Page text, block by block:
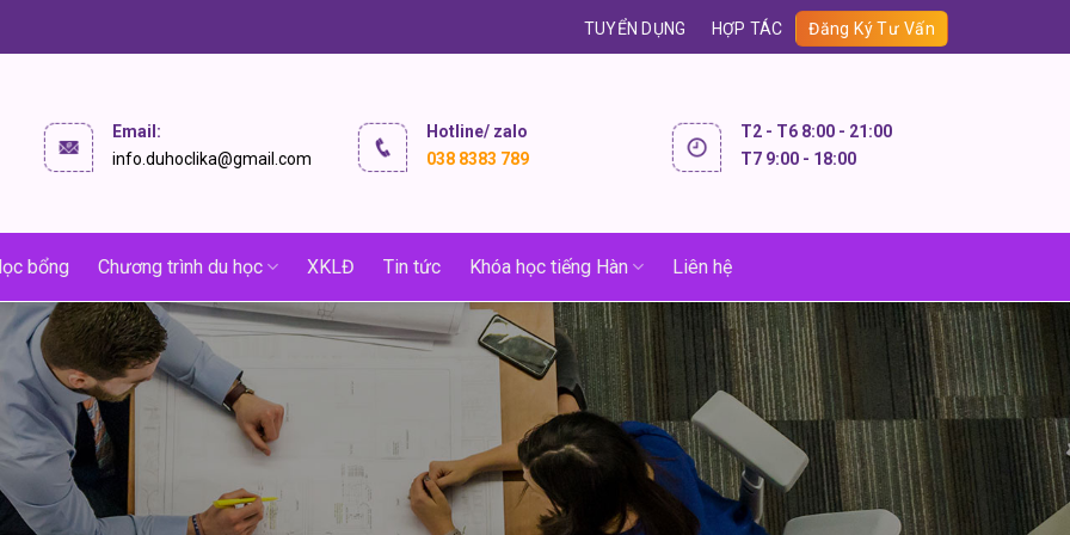
TUYỂN DỤNG HỢP TÁC Đăng Ký Tư Vấn
Email:
info.duhoclika@gmail.com
Hotline/ zalo
038 8383 789
T2 - T6 8:00 - 21:00
T7 9:00 - 18:00
bổng Chương trình du học XKLĐ Tin tức Khóa học tiếng Hàn Liên hệ